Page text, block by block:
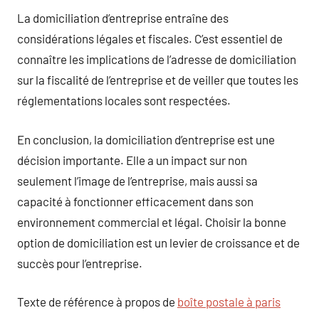
La domiciliation d’entreprise entraîne des
considérations légales et fiscales. C’est essentiel de
connaître les implications de l’adresse de domiciliation
sur la fiscalité de l’entreprise et de veiller que toutes les
réglementations locales sont respectées.
En conclusion, la domiciliation d’entreprise est une
décision importante. Elle a un impact sur non
seulement l’image de l’entreprise, mais aussi sa
capacité à fonctionner efficacement dans son
environnement commercial et légal. Choisir la bonne
option de domiciliation est un levier de croissance et de
succès pour l’entreprise.
Texte de référence à propos de boîte postale à paris